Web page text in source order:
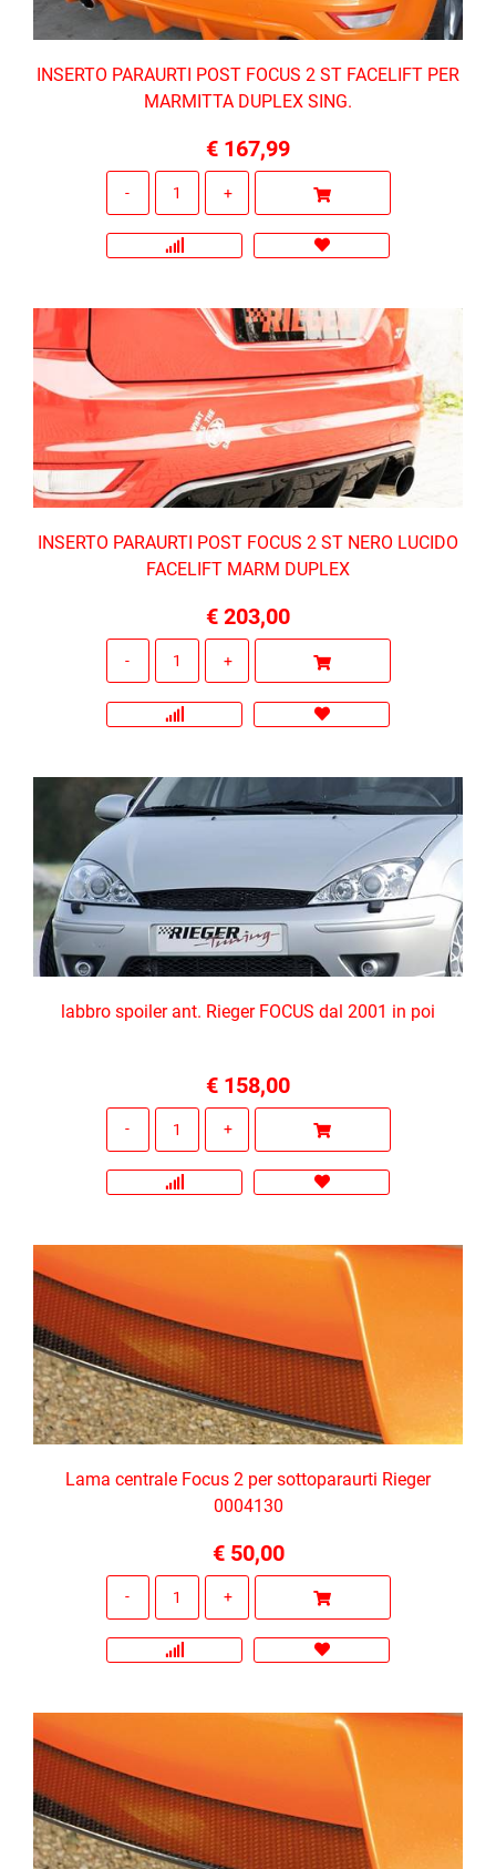
INSERTO PARAURTI POST FOCUS 2 ST FACELIFT PER
MARMITTA DUPLEX SING.
€ 167,99
INSERTO PARAURTI POST FOCUS 2 ST NERO LUCIDO
FACELIFT MARM DUPLEX
€ 203,00
labbro spoiler ant. Rieger FOCUS dal 2001 in poi
€ 158,00
Lama centrale Focus 2 per sottoparaurti Rieger
0004130
€ 50,00